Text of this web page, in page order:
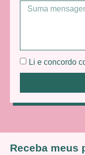
Li e concordo
Receba meus